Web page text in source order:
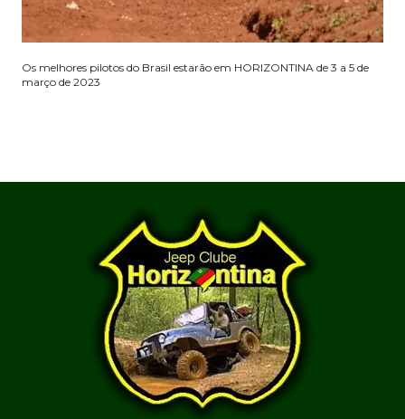
Os melhores pilotos do Brasil estarão em HORIZONTINA de 3 a 5 de
março de 2023